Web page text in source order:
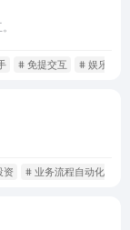
# 免提交互 # 娱乐应用
资 # 业务流程自动化